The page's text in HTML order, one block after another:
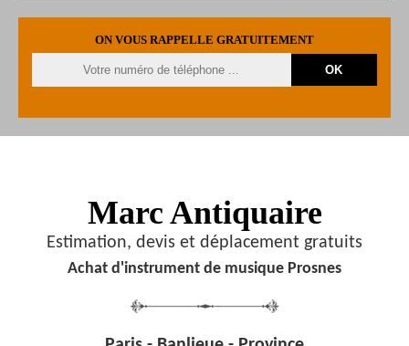
ON VOUS RAPPELLE GRATUITEMENT
Marc Antiquaire
Estimation, devis et déplacement gratuits
Achat d'instrument de musique Prosnes